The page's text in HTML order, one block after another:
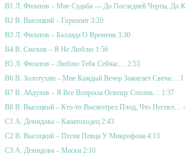
B1 Л. Филатов – Мне Судьба — До Последней Черты, До
B2 В. Высоцкий – Горизонт 3:20
B3 Л. Филатов – Баллада О Времени 3:30
B4 В. Смехов – Я Не Люблю 1:56
B5 Л. Филатов – Люблю Тебя Сейчас… 2:53
B6 В. Золотухин – Мне Каждый Вечер Зажигает Свечи…
B7 В. Абдулов – Я Все Вопросы Освещу Сполна… 1:37
B8 В. Высоцкий – Кто-то Высмотрел Плод, Что Неспел…
C1 А. Демидова – Канатоходец 2:43
C2 В. Высоцкий – Песня Певца У Микрофона 4:13
C3 А. Демидова – Маски 2:10